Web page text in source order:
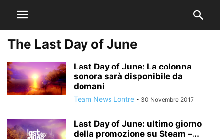
The Last Day of June
Last Day of June: La colonna
sonora sarà disponibile da
domani
Team News Lontre - 30 Novembre 2017
Last Day of June: ultimo giorno
della promozione su Steam –...